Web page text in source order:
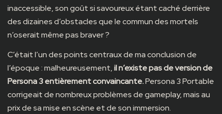
inaccessible, son goût si savoureux étant caché derrière
des dizaines d’obstacles que le commun des mortels
n’oserait même pas braver ?
C’était l’un des points centraux de ma conclusion de
l’époque : malheureusement,il n’existe pas de version de
Persona 3 entièrement convaincante.Persona 3 Portable
corrigeait de nombreux problèmes de gameplay, mais au
prix de sa mise en scène et de son immersion.